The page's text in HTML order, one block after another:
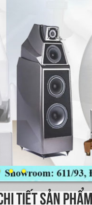
TIẾT SẢN PHẨM